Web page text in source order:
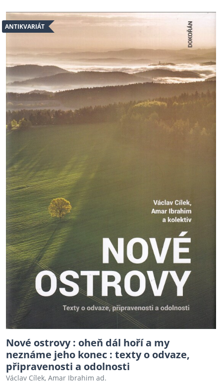
ANTIKVARIÁT
Nové ostrovy : oheň dál hoří a my
neznáme jeho konec : texty o odvaze,
připravenosti a odolnosti
Václav Cílek, Amar Ibrahim ad.